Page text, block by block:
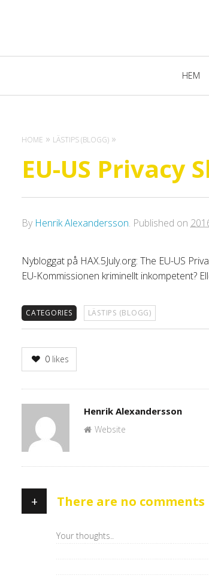
HEM
HOME LÄSTIPS (BLOGG)
EU-US
By Henrik Alexandersson. Published on
Nybloggat på HAX.5July.org: The EU-US
EU-Kommissionen kriminellt inkompetent?
CATEGORIES LÄSTIPS (BLOGG)
0 likes
Author
Henrik Alexandersson
Website
+ There are no comments